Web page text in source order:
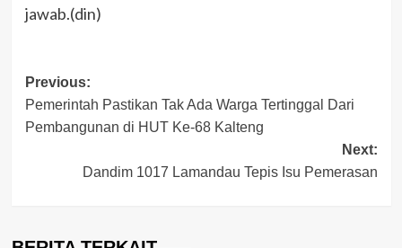
jawab.(din)
Post
navigation
Previous:
Pemerintah Pastikan Tak Ada Warga Tertinggal Dari
Pembangunan di HUT Ke-68 Kalteng
Next:
Dandim 1017 Lamandau Tepis Isu Pemerasan